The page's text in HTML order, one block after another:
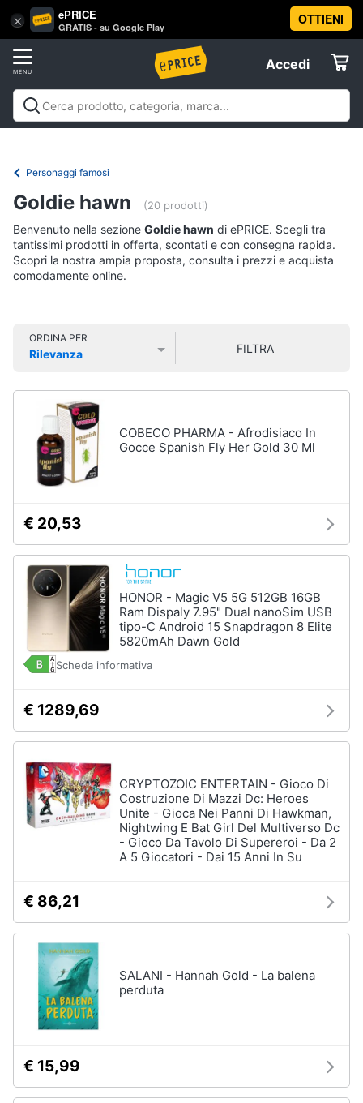
× ePRICE
GRATIS - su Google Play
OTTIENI
Accedi
Accedi
Registrati
Offerte
Informatica
Telefonia
Tv
Cinema
home
Videogiochi
Audio
Clima
Arredo
e
Giardinaggio
Salute
e
Beauty
infanzia
Fotografia
Casalinghi
Sport
Vai
al
Libri,
cd
e
Libri
Religione
Spiritualità
Attualità,
politica
e
Cucina
Design
Architettura
Dvd
Blu-
ray
Blu-
Blu-
Ray
disney
DVD
Film
Vedi
tutti
Cd
musicali
Colonne
Sonore
Musicali
Musica
Leggera
Jazz
Vedi
Personaggi famosi
Goldie hawn (20 prodotti)
Benvenuto nella sezione Goldie hawn di ePRICE. Scegli tra
tantissimi prodotti in offerta, scontati e con consegna rapida.
Scopri la nostra ampia proposta, consulta i prezzi e acquista
comodamente online.
ORDINA PER
Rilevanza
FILTRA
COBECO PHARMA - Afrodisiaco In
Gocce Spanish Fly Her Gold 30 Ml
€ 20,53
HONOR - Magic V5 5G 512GB 16GB
Ram Dispaly 7.95" Dual nanoSim USB
tipo-C Android 15 Snapdragon 8 Elite
5820mAh Dawn Gold
Scheda informativa
€ 1289,69
CRYPTOZOIC ENTERTAIN - Gioco Di
Costruzione Di Mazzi Dc: Heroes
Unite - Gioca Nei Panni Di Hawkman,
Nightwing E Bat Girl Del Multiverso Dc
- Gioco Da Tavolo Di Supereroi - Da 2
A 5 Giocatori - Dai 15 Anni In Su
€ 86,21
SALANI - Hannah Gold - La balena
perduta
€ 15,99